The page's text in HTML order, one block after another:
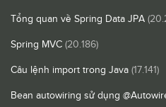
Tổng quan về Spring Data JPA
Spring MVC (20.186)
Câu lệnh import trong Java (17.141)
Bean autowiring sử dụng